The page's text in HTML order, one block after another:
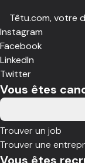
Têtu.com, votre
Instagram
Facebook
LinkedIn
Twitter
Vous êtes
Trouver un job
Trouver une